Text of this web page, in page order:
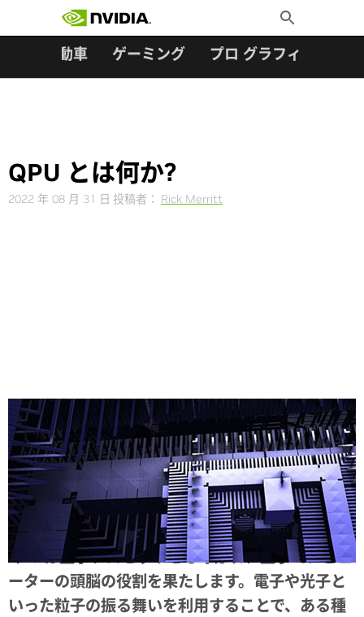
Toggle
Search
自動車 ゲーミング プロ グラフィックス
QPU とは何か?
2022 年 08 月 31 日 投稿者： Rick Merritt
Share
QPU は量子プロセッサとも呼ばれ、量子コンピュ
ーターの頭脳の役割を果たします。 電子や光子と
いった粒子の振る舞いを利用することで、ある種